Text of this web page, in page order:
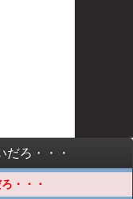
ろ・・・
・・・